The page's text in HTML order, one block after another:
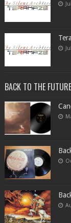
BACK TO THE FUTURE